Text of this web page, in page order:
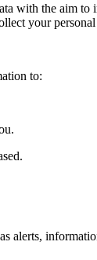
with the aim to
your
to:
alerts,